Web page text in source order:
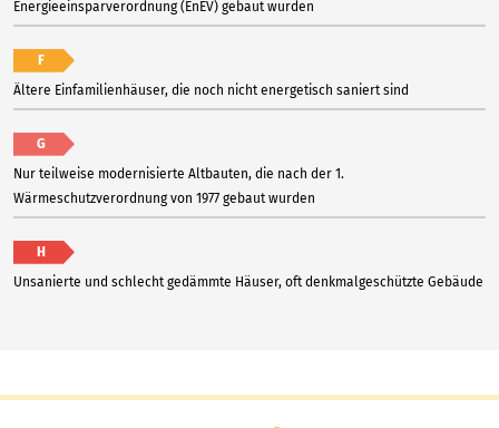
Energieeinsparverordnung (EnEV) gebaut wurden
F
Ältere Einfamilienhäuser, die noch nicht energetisch saniert sind
G
Nur teilweise modernisierte Altbauten, die nach der 1.
Wärmeschutzverordnung von 1977 gebaut wurden
H
Unsanierte und schlecht gedämmte Häuser, oft denkmalgeschützte Gebäude